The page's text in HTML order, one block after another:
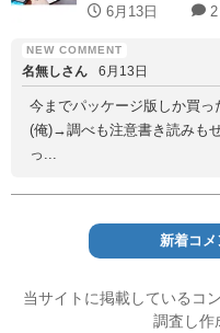
6月13日 2
名無しさん 6月13日
今までパッケージ版しか買っ
(俺)→調べも注意書き読みも
っ...
新着コメ
当サイトに掲載しているコ
調査し作